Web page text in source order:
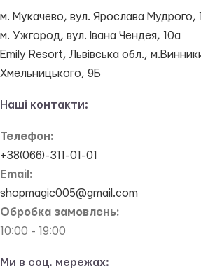
м. Мукачево, вул. Ярослава Мудрого,
м. Ужгород, вул. Івана Чендея, 10а
Emily Resort, Львівська обл.,
Хмельницького, 9Б
Наші контакти:
Телефон:
+38(066)-311-01-01
Email:
shopmagic005@gmail.com
Обробка замовлень:
10:00 - 19:00
Ми в соц. мережах: